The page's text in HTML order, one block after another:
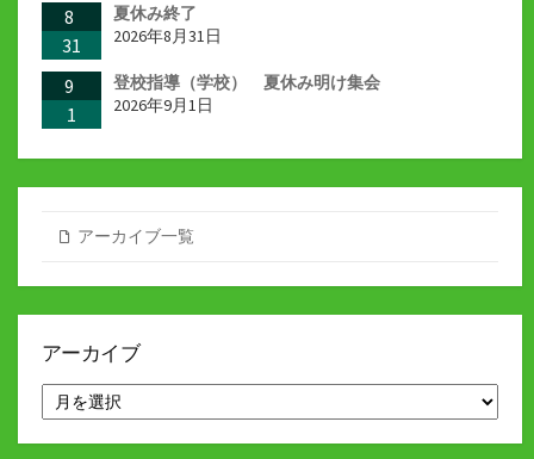
8
31
夏休み終了
2026年8月31日
9
1
登校指導（学校） 夏休み明け集会
2026年9月1日
アーカイブ一覧
アーカイブ
ー
カ